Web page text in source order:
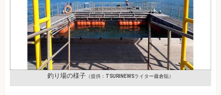
釣り場の様子 （提供：TSURINEWSライター藤倉聡）